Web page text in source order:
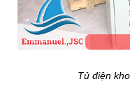
Tủ điện